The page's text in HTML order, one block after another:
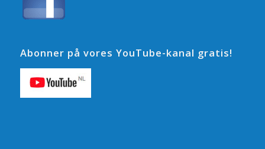
Abonner på vores YouTube-kanal gratis!